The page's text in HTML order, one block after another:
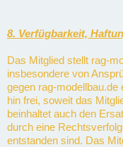
8. Verfügbarkeit,
Das Mitglied stellt rag-
insbesondere von
gegen rag-modellbau.de
hin frei, soweit das
beinhaltet auch den
durch eine
entstanden sind. Das